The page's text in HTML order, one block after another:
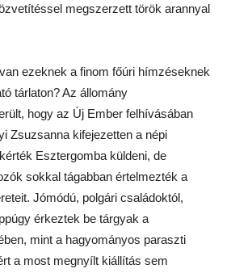
megszerzett török arannyal
ezeknek a finom főúri hímzéseknek
tárlaton? Az állomány
hogy az Új Ember felhívásában
Zsuzsanna kifejezetten a népi
Esztergomba küldeni, de
sokkal tágabban értelmezték a
Jómódú, polgári családoktól,
érkeztek be tárgyak a
mint a hagyományos paraszti
a most megnyílt kiállítás sem